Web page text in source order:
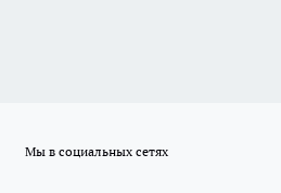
Мы в социальных сетях